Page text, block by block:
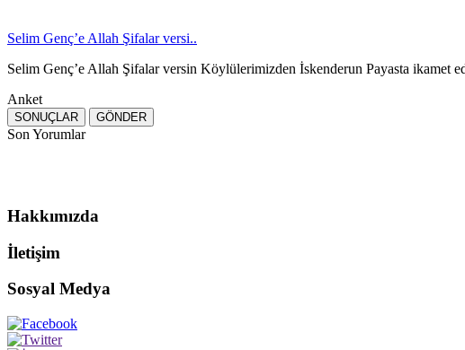
Selim Genç’e Allah Şifalar versi..
Selim Genç’e Allah Şifalar versin Köylülerimizden İskenderun Payasta ikamet
Anket
Son Yorumlar
Hakkımızda
İletişim
Sosyal Medya